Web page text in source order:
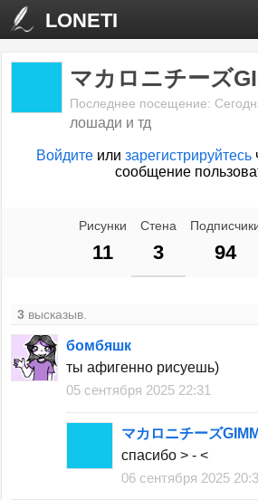
LONETI
マカロニチーズ
Последнее посещение:
лошади и тд
Войдите илизарегистрируйтесь
сообщение
Рисунки
11
Стена
3 94
3 высказыв.
бомбяшк
ты афигенно рисуешь)
05 сентября 2025 22:31
マカロニチーズ
спасибо > - <
06 сентября 2025